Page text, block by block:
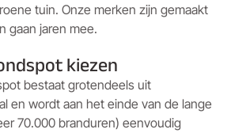
tuin. Onze merken zijn gemaakt
gaan jaren mee.
kiezen
bestaat grotendeels uit
en wordt aan het einde van de lange
70.000 branduren) eenvoudig